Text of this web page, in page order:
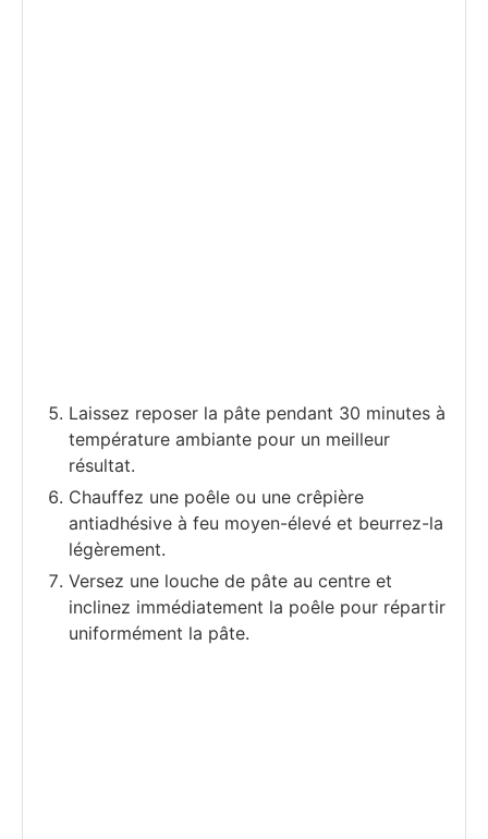
Laissez reposer la pâte pendant 30 minutes à
température ambiante pour un meilleur
résultat.
Chauffez une poêle ou une crêpière
antiadhésive à feu moyen-élevé et beurrez-la
légèrement.
Versez une louche de pâte au centre et
inclinez immédiatement la poêle pour répartir
uniformément la pâte.